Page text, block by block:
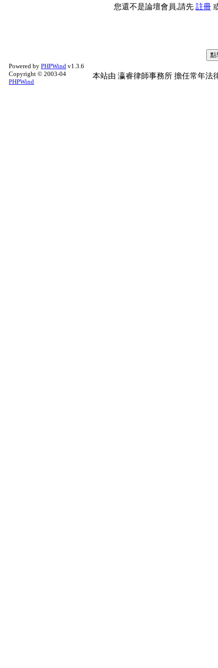
您還不是論壇會員,請先 註冊
Powered by PHPWind v1.3.6
Copyright © 2003-04
PHPWind
本站由 瀛睿律師事務所 擔任常年法